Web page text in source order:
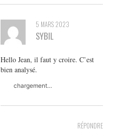
5 MARS 2023
SYBIL
Hello Jean, il faut y croire. C’est
bien analysé.
chargement…
RÉPONDRE